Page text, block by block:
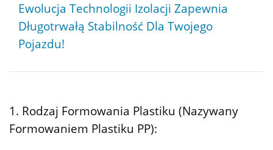
Ewolucja Technologii Izolacji Zapewnia
Długotrwałą Stabilność Dla Twojego
Pojazdu!
1. Rodzaj Formowania Plastiku (nazywany
Formowaniem Plastiku PP):